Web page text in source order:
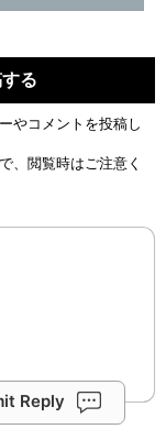
る
やコメントを投稿し
、閲覧時はご注意く
Reply